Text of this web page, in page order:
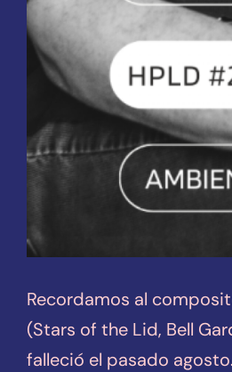
Recordamos al
(Stars of the Lid, Bell
falleció el pasado